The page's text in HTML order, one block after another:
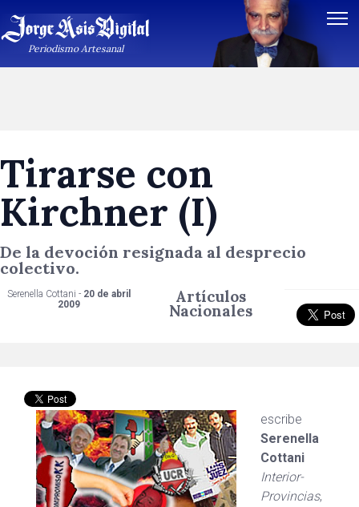
Periodismo Artesanal
Tirarse con
Kirchner (I)
De la devoción resignada al desprecio
colectivo.
Serenella Cottani - 20 de abril
2009
Artículos
Nacionales
escribe
Serenella
Cottani
Interior-
Provincias,